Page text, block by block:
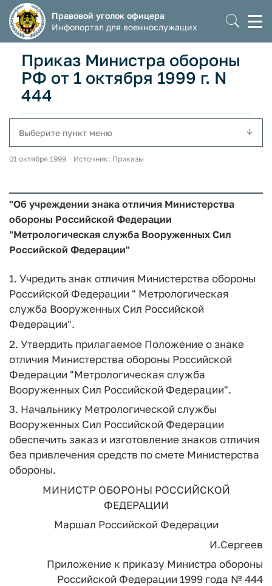
Правовой уголок офицера
Инфопортал для военнослужащих
Приказ Министра обороны
РФ от 1 октября 1999 г. N
444
Выберите пункт меню
01 октября 1999 Источник: Приказы
"Об учреждении знака отличия Министерства
обороны Российской Федерации
"Метрологическая служба Вооруженных Сил
Российской Федерации"
1. Учредить знак отличия Министерства обороны
Российской Федерации " Метрологическая
служба Вооруженных Сил Российской
Федерации".
2. Утвердить прилагаемое Положение о знаке
отличия Министерства обороны Российской
Федерации "Метрологическая служба
Вооруженных Сил Российской Федерации".
3. Начальнику Метрологической службы
Вооруженных Сил Российской Федерации
обеспечить заказ и изготовление знаков отличия
без привлечения средств по смете Министерства
обороны.
МИНИСТР ОБОРОНЫ РОССИЙСКОЙ
ФЕДЕРАЦИИ
Маршал Российской Федерации
И.Сергеев
Приложение к приказу Министра обороны
Российской Федерации 1999 года № 444